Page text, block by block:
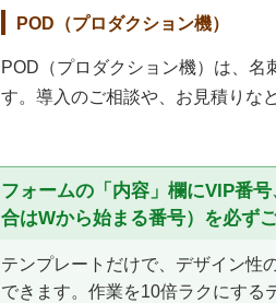
POD（プロダクション機）
POD（プロダクション機）は、
す。導入のご相談や、お見積りな
フォームの「内容」欄にVIP番
合はWから始まる番号）を必ず
テンプレートだけで、デザイン性
できます。作業を10倍ラクにする